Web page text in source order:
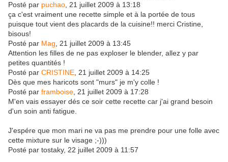
Posté par puchao , 21 juillet 2009 à 13:18
ça c'est vraiment une recette simple et à la portée de tous
puisque tout vient des placards de la cuisine!! merci Cristine,
bisous!
Posté par Mag , 21 juillet 2009 à 13:45
Attention les filles de ne pas exploser le blender, allez y par
petites quantités !
Posté par CRISTINE , 21 juillet 2009 à 14:25
Dès que mes haricots sont "murs" je m'y colle !
Posté par framboise , 21 juillet 2009 à 17:28
M'en vais essayer dés ce soir cette recette car j'ai grand besoin
d'un soin anti fatigue.
J'espére que mon mari ne va pas me prendre pour une folle avec
cette mixture sur le visage ;-)))
Posté par tostaky, 22 juillet 2009 à 11:57